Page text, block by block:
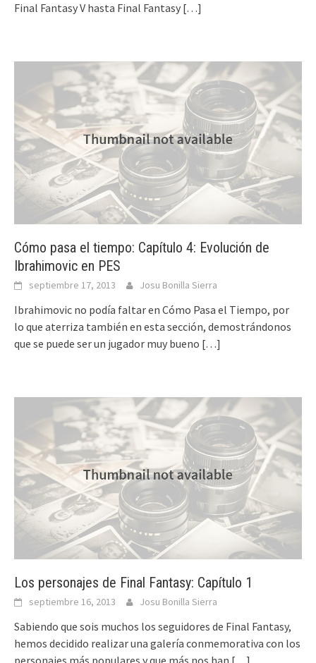
Final Fantasy V hasta Final Fantasy […]
Cómo pasa el tiempo: Capítulo 4: Evolución de
Ibrahimovic en PES
septiembre 17, 2013 Josu Bonilla Sierra
Ibrahimovic no podía faltar en Cómo Pasa el Tiempo, por
lo que aterriza también en esta sección, demostrándonos
que se puede ser un jugador muy bueno […]
Los personajes de Final Fantasy: Capítulo 1
septiembre 16, 2013 Josu Bonilla Sierra
Sabiendo que sois muchos los seguidores de Final Fantasy,
hemos decidido realizar una galería conmemorativa con los